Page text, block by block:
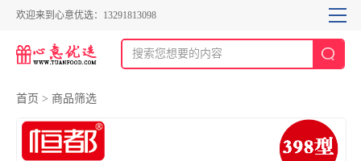
欢迎来到心意优选：13291813098
首页 > 商品筛选